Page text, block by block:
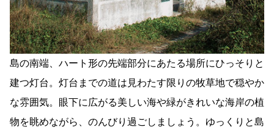
島の南端、ハート形の先端部分にあたる場所にひっそりと
建つ灯台。灯台までの道は見わたす限りの牧草地で穏やか
な雰囲気。眼下に広がる美しい海や緑がきれいな海岸の植
物を眺めながら、のんびり過ごしましょう。ゆっくりと島